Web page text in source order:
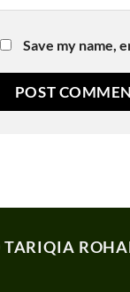
Save my name,
TARIQIA